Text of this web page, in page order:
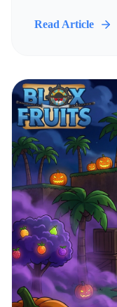
Read Article